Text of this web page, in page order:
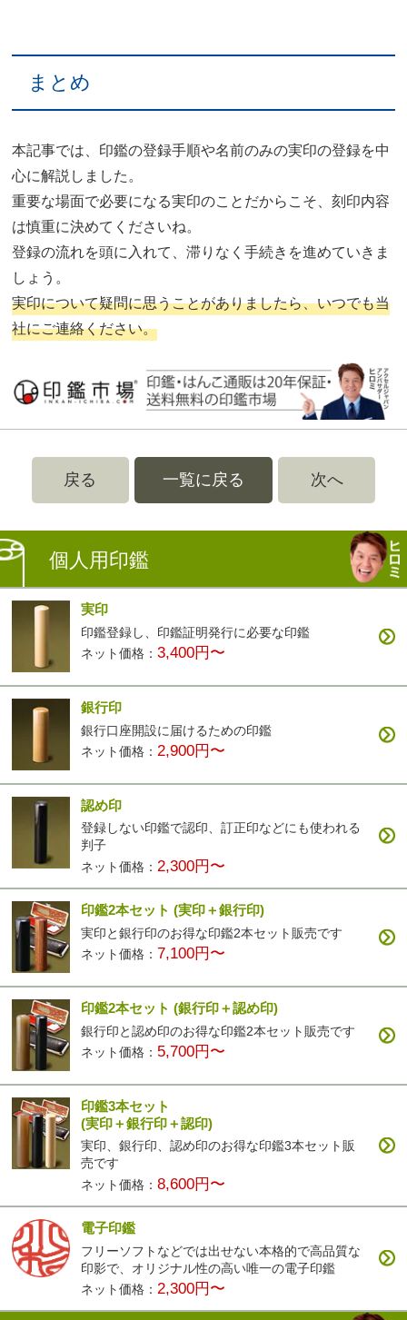
まとめ
本記事では、印鑑の登録手順や名前のみの実印の登録を中
心に解説しました。
重要な場面で必要になる実印のことだからこそ、刻印内容
は慎重に決めてくださいね。
登録の流れを頭に入れて、滞りなく手続きを進めていきま
しょう。
実印について疑問に思うことがありましたら、いつでも当
社にご連絡ください。
戻る 一覧に戻る 次へ
個人用印鑑
実印
印鑑登録し、印鑑証明発行に必要な印鑑
ネット価格：3,400円〜
銀行印
銀行口座開設に届けるための印鑑
ネット価格： 2,900円〜
認め印
登録しない印鑑で認印、訂正印などにも使われる
判子
ネット価格： 2,300円〜
印鑑2本セット(実印＋銀行印)
実印と銀行印のお得な印鑑2本セット販売です
ネット価格： 7,100円〜
印鑑2本セット(銀行印＋認め印)
銀行印と認め印のお得な印鑑2本セット販売です
ネット価格： 5,700円〜
印鑑3本セット
(実印＋銀行印＋認印)
実印、銀行印、認め印のお得な印鑑3本セット販
売です
ネット価格：8,600円〜
電子印鑑
フリーソフトなどでは出せない本格的で高品質な
印影で、オリジナル性の高い唯一の電子印鑑
ネット価格： 2,300円〜